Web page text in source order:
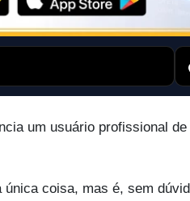
um usuário profissional
única coisa, mas é, sem